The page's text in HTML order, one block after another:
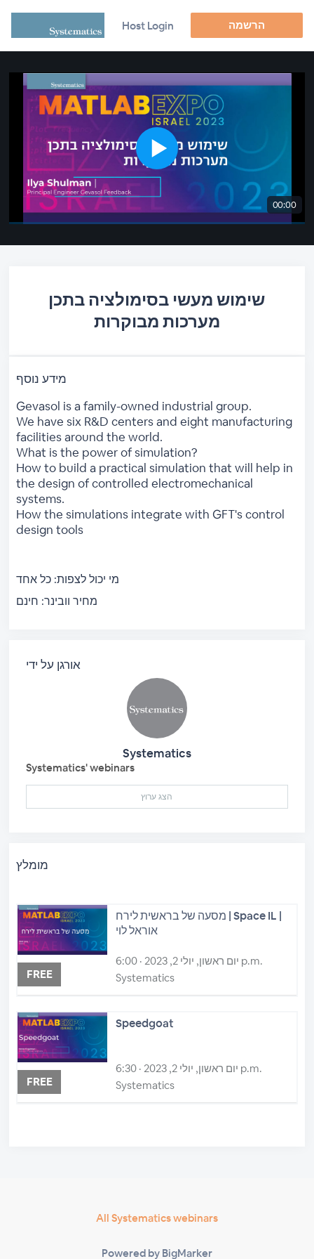
Host Login הרשמה
00:00
שימוש מעשי בסימולציה בתכן
מערכות מבוקרות
מידע נוסף
Gevasol is a family-owned industrial group.
We have six R&D centers and eight manufacturing
facilities around the world.
What is the power of simulation?
How to build a practical simulation that will help in
the design of controlled electromechanical
systems.
How the simulations integrate with GFT's control
design tools
מי יכול לצפות: כל אחד
מחיר וובינר: חינם
אורגן על ידי
Systematics
Systematics' webinars
הצג ערוץ
מומלץ
FREE
מסעה של בראשית לירח | Space IL |
אוראל לוי
יום ראשון, יולי 2, 2023 · 6:00 p.m.
Systematics
FREE
Speedgoat
יום ראשון, יולי 2, 2023 · 6:30 p.m.
Systematics
All Systematics webinars
Powered by BigMarker